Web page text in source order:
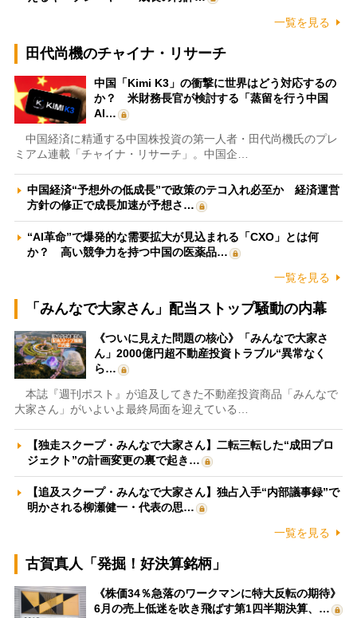
一覧を見る
田代尚機のチャイナ・リサーチ
中国「Kimi K3」の衝撃に世界はどう対応するの
か？ 米財務長官が検討する「蒸留を行う中国
AI…
中国経済に精通する中国株投資の第一人者・田代尚機氏のプレ
ミアム連載「チャイナ・リサーチ」。中国企…
中国経済“予想外の低成長”で政策のテコ入れ必至か 経済運営
方針の修正で成長加速が予想さ…
“AI革命”で爆発的な需要拡大が見込まれる「CXO」とは何
か？ 高い競争力を持つ中国の医薬品…
一覧を見る
「みんなで大家さん」配当ストップ騒動の内幕
《ついに見えた問題の核心》「みんなで大家さ
ん」2000億円超不動産投資トラブル“異常なく
ら…
本誌『週刊ポスト』が追及してきた不動産投資商品「みんなで
大家さん」がいよいよ最終局面を迎えている…
【独走スクープ・みんなで大家さん】二転三転した“成田プロ
ジェクト”の計画変更の裏で起き…
【追及スクープ・みんなで大家さん】独占入手“内部議事録”で
明かされる柳瀬健一・代表の思…
一覧を見る
古賀真人「発掘！好決算銘柄」
《株価34％急落のワークマンに特大反転の期待》
6月の売上低迷を吹き飛ばす第1四半期決算、…